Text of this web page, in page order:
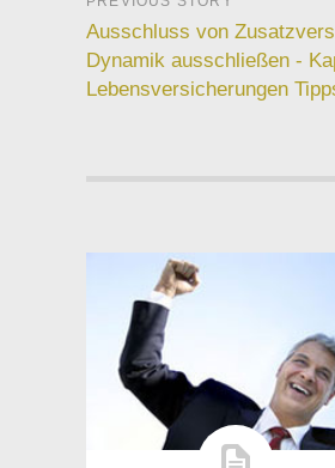
Ausschluss von
Dynamik ausschließen -
Lebensversicherungen